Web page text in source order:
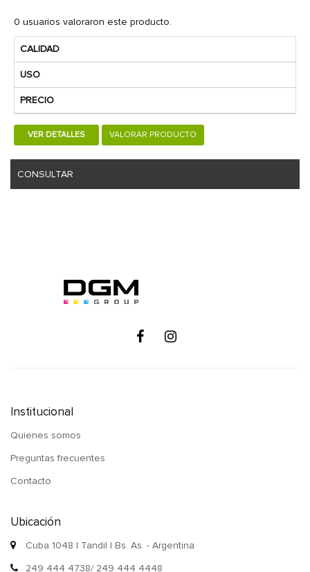
0 usuarios valoraron este producto.
CALIDAD
USO
PRECIO
VER DETALLES VALORAR PRODUCTO
CONSULTAR
Institucional
Quienes somos
Preguntas frecuentes
Contacto
Ubicación
Cuba 1048 | Tandil | Bs. As. - Argentina
249 444 4738/ 249 444 4448